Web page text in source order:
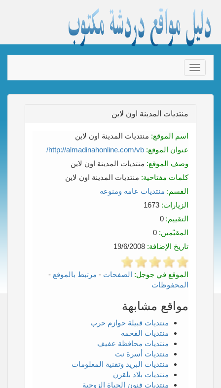
Toggle
navigation
منتديات المدينة اون لاين
اسم الموقع: منتديات المدينة اون لاين
عنوان الموقع: http://almadinahonline.com/vb/
وصف الموقع: منتديات المدينة اون لاين
كلمات مفتاحية: منتديات المدينة اون لاين
القسم: منتديات عامه ومنوعه
الزيارات:
التقييم:
المقيّمين:
تاريخ الإضافة:
الموقع في جوجل: الصفحات - مرتبط بالموقع -
المحفوظات
مواقع مشابهة
منتديات قبيلة حوازم حرب
منتديات القحمه
منتديات محافظة عفيف
منتديات أسرة نت
منتديات البريد وتقنية المعلومات
منتديات بلاد بلقرن
منتديات فنون الحياة الزوجية